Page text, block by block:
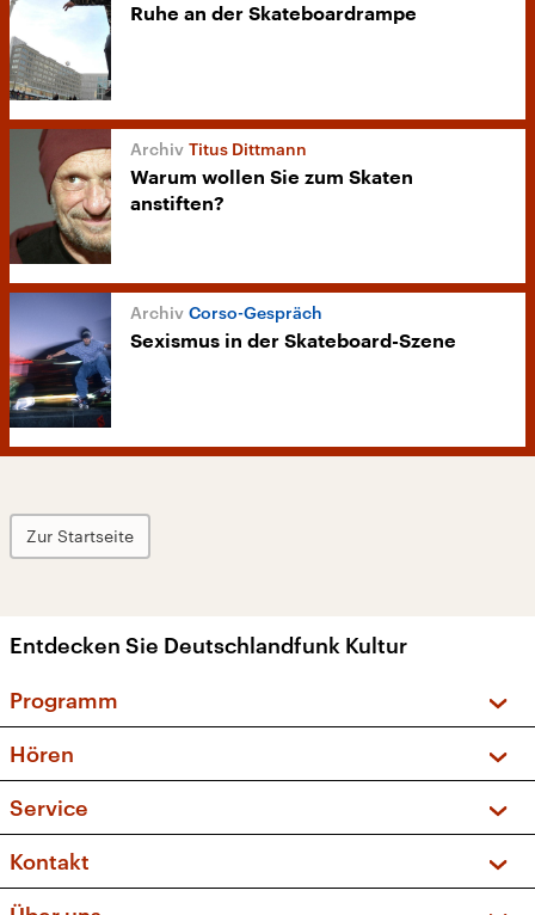
Ruhe an der Skateboardrampe
Titus Dittmann
Warum wollen Sie zum Skaten
anstiften?
Corso-Gespräch
Sexismus in der Skateboard-Szene
Zur Startseite
Entdecken Sie Deutschlandfunk Kultur
Programm
Sendungen und Podcasts
Musikliste
Kakadu – Das Kinderprogramm
Hören
Frequenzen (UKW + DAB+)
Service
FAQ
Apps
Kontakt